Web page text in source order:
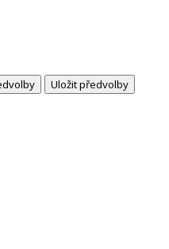
Uložit předvolby